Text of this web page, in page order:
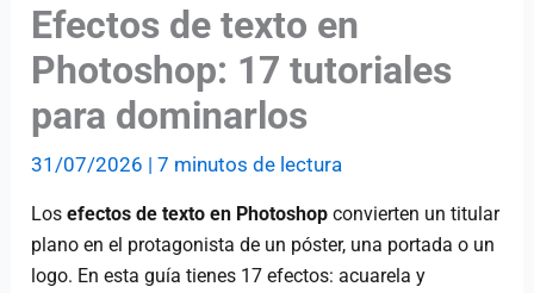
Efectos de texto en
Photoshop: 17 tutoriales
para dominarlos
31/07/2026 |7 minutos de lectura
Losefectos de texto en Photoshop convierten un titular
plano en el protagonista de un póster, una portada o un
logo. En esta guía tienes 17 efectos: acuarela y